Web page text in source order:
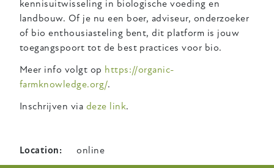
kennisuitwisseling in biologische voeding en
landbouw. ​​Of je nu een boer, adviseur, onderzoeker
of bio enthousiasteling bent, dit platform is jouw
toegangspoort tot de best practices voor bio.
Meer info volgt op https://organic-
farmknowledge.org/.
Inschrijven via deze link.
Location online